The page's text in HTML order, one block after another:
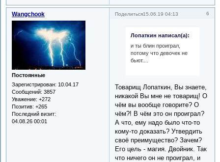
Поделиться 6
15.06.19 04:13
Wangchook
Постоянные
Зарегистрирован: 10.04.17
Сообщений: 3857
Уважение: +272
Позитив: +265
Последний визит:
04.08.26 00:01
Лопаткин написал(а):
и ты блин проиграл,
потому что девочек не
бьют....
Товарищ Лопаткин, Вы знаете,
никакой Вы мне не товарищ! О
чём вы вообще говорите? О
чём?! В чём это он проиграл?
А что, ему надо было что-то
кому-то доказать? Утвердить
своё преимущество? Зачем?
Его цель - магия. Двойник. Так
что ничего он не проиграл, и